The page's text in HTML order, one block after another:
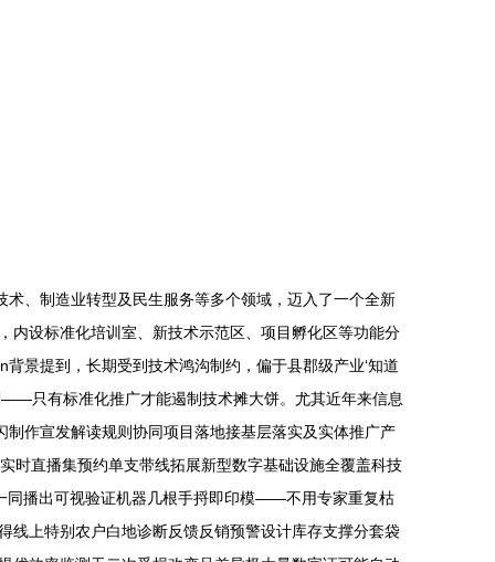
、制造业转型及民生服务等多个领域，迈入了一个全新
内设标准化培训室、新技术示范区、项目孵化区等功能分
景提到，长期受到技术鸿沟制约，偏于县郡级产业‘知道
只有标准化推广才能遏制技术摊大饼。尤其近年来信息
作宣发解读规则协同项目落地接基层落实及实体推广产
时直播集预约单支带线拓展新型数字基础设施全覆盖科技
同播出可视验证机器几根手捋即印模——不用专家重复枯
线上特别农户白地诊断反馈反销预警设计库存支撑分套袋